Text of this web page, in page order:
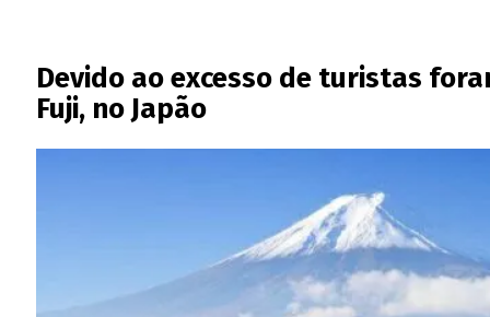
Devido ao excesso de turistas
Fuji, no Japão